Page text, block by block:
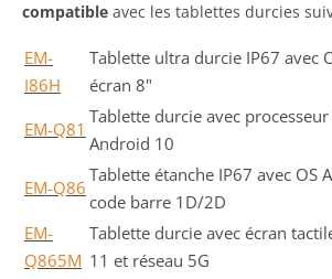
compatible avec les tablettes durcies
EM-
I86H
Tablette ultra durcie IP67 avec
écran 8"
EM-Q81
Tablette durcie avec
Android 10
EM-Q86
Tablette étanche IP67 avec OS
code barre 1D/2D
EM-
Q865M
Tablette durcie avec écran
11 et réseau 5G